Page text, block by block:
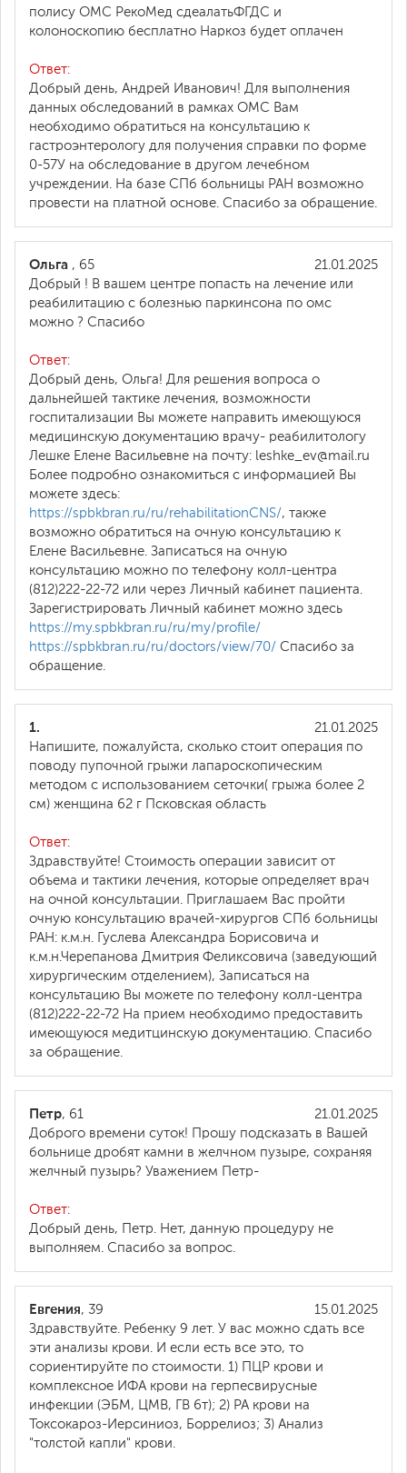
полису ОМС РекоМед сдеалатьФГДС и
колоноскопию бесплатно Наркоз будет оплачен
Ответ:
Добрый день, Андрей Иванович! Для выполнения
данных обследований в рамках ОМС Вам
необходимо обратиться на консультацию к
гастроэнтерологу для получения справки по форме
0-57У на обследование в другом лечебном
учреждении. На базе СПб больницы РАН возможно
провести на платной основе. Спасибо за обращение.
21.01.2025
Ольга , 65
Добрый ! В вашем центре попасть на лечение или
реабилитацию с болезнью паркинсона по омс
можно ? Спасибо
Ответ:
Добрый день, Ольга! Для решения вопроса о
дальнейшей тактике лечения, возможности
госпитализации Вы можете направить имеющуюся
медицинскую документацию врачу- реабилитологу
Лешке Елене Васильевне на почту: leshke_ev@mail.ru
Более подробно ознакомиться с информацией Вы
можете здесь:
https://spbkbran.ru/ru/rehabilitationCNS/, также
возможно обратиться на очную консультацию к
Елене Васильевне. Записаться на очную
консультацию можно по телефону колл-центра
(812)222-22-72 или через Личный кабинет пациента.
Зарегистрировать Личный кабинет можно здесь
https://my.spbkbran.ru/ru/my/profile/
https://spbkbran.ru/ru/doctors/view/70/ Спасибо за
обращение.
21.01.2025
1.
Напишите, пожалуйста, сколько стоит операция по
поводу пупочной грыжи лапароскопическим
методом с использованием сеточки( грыжа более 2
см) женщина 62 г Псковская область
Ответ:
Здравствуйте! Стоимость операции зависит от
объема и тактики лечения, которые определяет врач
на очной консультации. Приглашаем Вас пройти
очную консультацию врачей-хирургов СПб больницы
РАН: к.м.н. Гуслева Александра Борисовича и
к.м.н.Черепанова Дмитрия Феликсовича (заведующий
хирургическим отделением), Записаться на
консультацию Вы можете по телефону колл-центра
(812)222-22-72 На прием необходимо предоставить
имеющуюся медитцинскую документацию. Спасибо
за обращение.
21.01.2025
Петр, 61
Доброго времени суток! Прошу подсказать в Вашей
больнице дробят камни в желчном пузыре, сохраняя
желчный пузырь? Уважением Петр-
Ответ:
Добрый день, Петр. Нет, данную процедуру не
выполняем. Спасибо за вопрос.
15.01.2025
Евгения, 39
Здравствуйте. Ребенку 9 лет. У вас можно сдать все
эти анализы крови. И если есть все это, то
сориентируйте по стоимости. 1) ПЦР крови и
комплексное ИФА крови на герпесвирусные
инфекции (ЭБМ, ЦМВ, ГВ 6т); 2) РА крови на
Токсокароз-Иерсиниоз, Боррелиоз; 3) Анализ
"толстой капли" крови.